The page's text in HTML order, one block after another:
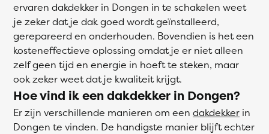
ervaren dakdekker in Dongen in te schakelen weet
je zeker dat je dak goed wordt geïnstalleerd,
gerepareerd en onderhouden. Bovendien is het een
kosteneffectieve oplossing omdat je er niet alleen
zelf geen tijd en energie in hoeft te steken, maar
ook zeker weet dat je kwaliteit krijgt.
Hoe vind ik een dakdekker in Dongen?
Er zijn verschillende manieren om een dakdekker in
Dongen te vinden. De handigste manier blijft echter